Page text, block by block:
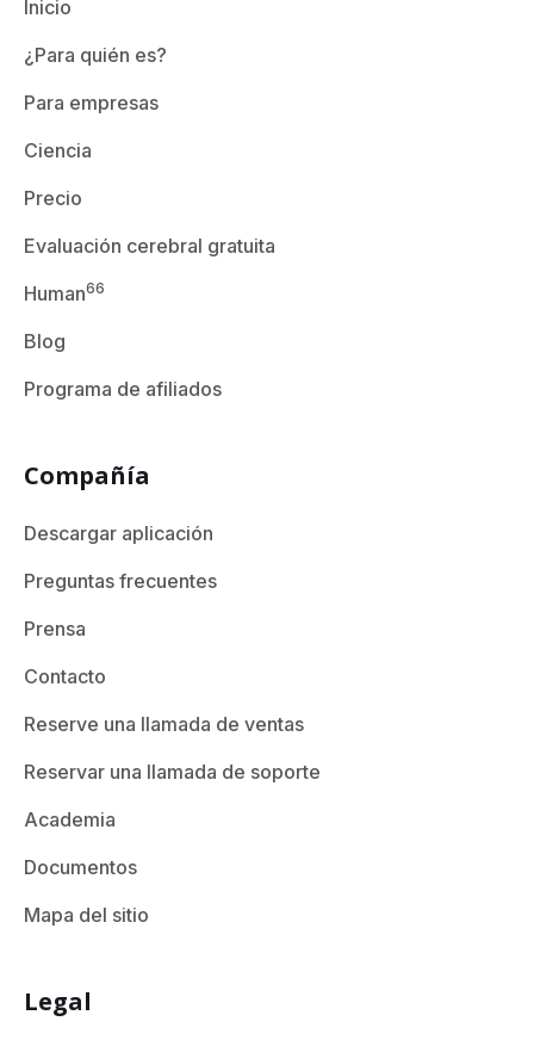
Inicio
¿Para quién es?
Para empresas
Ciencia
Precio
Evaluación cerebral gratuita
Human66
Blog
Programa de afiliados
Compañía
Descargar aplicación
Preguntas frecuentes
Prensa
Contacto
Reserve una llamada de ventas
Reservar una llamada de soporte
Academia
Documentos
Mapa del sitio
Legal